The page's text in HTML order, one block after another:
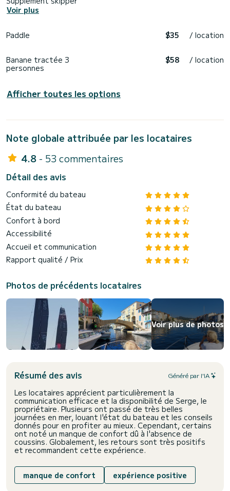
Voir plus
Paddle $35 / location
Banane tractée 3
personnes
$58 / location
Afficher toutes les options
Note globale attribuée par les locataires
4.8 - 53 commentaires
Détail des avis
Conformité du bateau
État du bateau
Confort à bord
Accessibilité
Accueil et communication
Rapport qualité / Prix
Photos de précédents locataires
Voir plus de photos
Résumé des avis Généré par l'IA
Les locataires apprécient particulièrement la
communication efficace et la disponibilité de Serge, le
propriétaire. Plusieurs ont passé de très belles
journées en mer, louant l'état du bateau et les conseils
donnés pour en profiter au mieux. Cependant, certains
ont noté un manque de confort dû à l'absence de
coussins. Globalement, les retours sont très positifs
et recommandent cette expérience.
manque de confort expérience positive